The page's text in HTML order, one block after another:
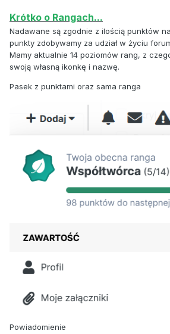
Krótko o Rangach...
Nadawane są zgodnie z ilością punktów
punkty zdobywamy za udział w życiu
Mamy aktualnie 14 poziomów rang, z
swoją własną ikonkę i nazwę.
Pasek z punktami oraz sama ranga
Powiadomienie